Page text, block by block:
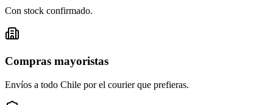
Con stock confirmado.
Compras mayoristas
Envíos a todo Chile por el courier que prefieras.